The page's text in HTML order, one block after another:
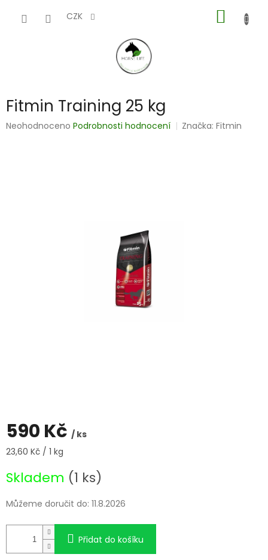
CZK
KOŠÍK
Fitmin Training 25 kg
Průměrné
Neohodnoceno Podrobnosti hodnocení Značka:Fitmin
590 Kč / ks
Měrná
23,60 Kč / 1 kg
Skladem (1 ks)
Můžeme doručit do: 11.8.2026
Přidat do košíku